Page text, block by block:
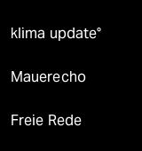
klima update°
Mauerecho
Freie Rede